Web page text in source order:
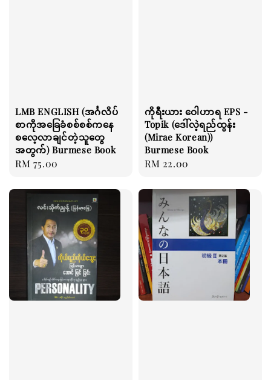
LMB ENGLISH (အင်္ဂလိပ်
စာကိုအခြေခံစစ်စစ်ကနေ
စလေ့လာချင်တဲ့သူတွေ
အတွက်) Burmese Book
Regular
RM 75.00
ကိုရီးယား ဝေါဟာရ EPS -
Topik (ဒေါ်လဲ့ရည်ထွန်း
(Mirae Korean))
Burmese Book
Regular
RM 22.00